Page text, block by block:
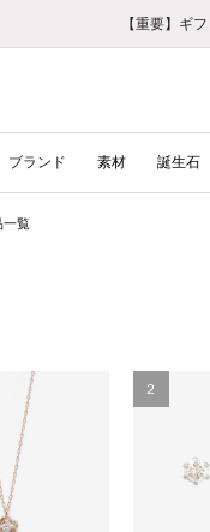
【重要】
【重要】ギ
【
税込新
新規
会員限
【重要】
ブランド 素材 誕生石
一覧
2